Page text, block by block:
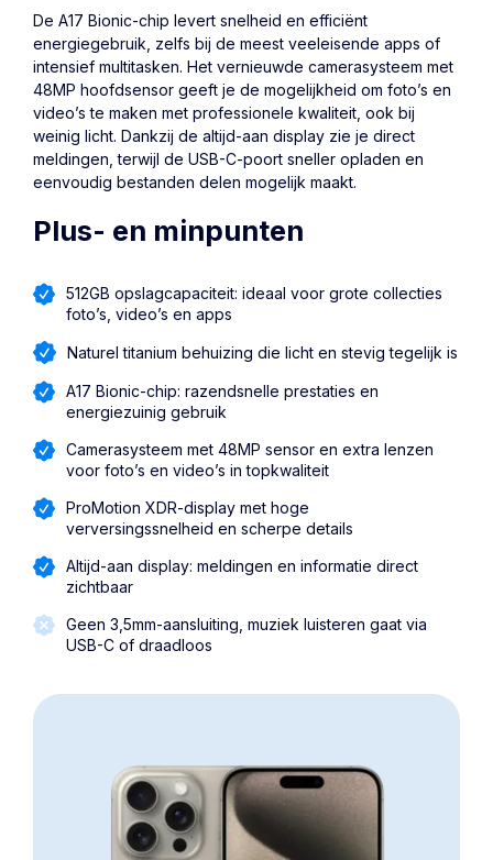
De A17 Bionic-chip levert snelheid en efficiënt
energiegebruik, zelfs bij de meest veeleisende apps of
intensief multitasken. Het vernieuwde camerasysteem met
48MP hoofdsensor geeft je de mogelijkheid om foto’s en
video’s te maken met professionele kwaliteit, ook bij
weinig licht. Dankzij de altijd-aan display zie je direct
meldingen, terwijl de USB-C-poort sneller opladen en
eenvoudig bestanden delen mogelijk maakt.
Plus- en minpunten
512GB opslagcapaciteit: ideaal voor grote collecties
foto’s, video’s en apps
Naturel titanium behuizing die licht en stevig tegelijk is
A17 Bionic-chip: razendsnelle prestaties en
energiezuinig gebruik
Camerasysteem met 48MP sensor en extra lenzen
voor foto’s en video’s in topkwaliteit
ProMotion XDR-display met hoge
verversingssnelheid en scherpe details
Altijd-aan display: meldingen en informatie direct
zichtbaar
Geen 3,5mm-aansluiting, muziek luisteren gaat via
USB-C of draadloos